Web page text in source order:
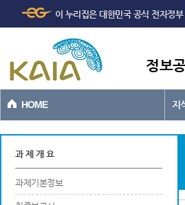
본문바로가기
이 누리집은 대한민국 공식 전자정
정보
HOME 지
과제현황
과 제 개 요
과제기본정보